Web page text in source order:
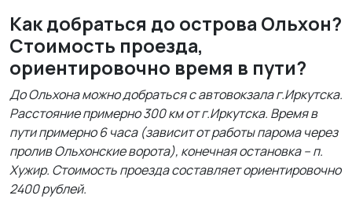
Как добраться до острова Ольхон?
Стоимость проезда,
ориентировочно время в пути?
До Ольхона можно добраться с автовокзала г.Иркутска.
Расстояние примерно 300 км от г.Иркутска. Время в
пути примерно 6 часа (зависит от работы парома через
пролив Ольхонские ворота), конечная остановка – п.
Хужир. Стоимость проезда составляет ориентировочно
2400 рублей.